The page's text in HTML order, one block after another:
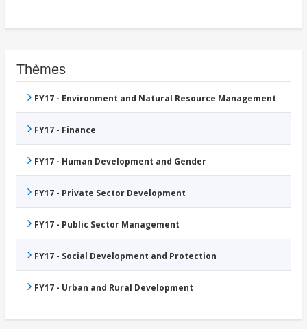
Thèmes
FY17 - Environment and Natural Resource Management
FY17 - Finance
FY17 - Human Development and Gender
FY17 - Private Sector Development
FY17 - Public Sector Management
FY17 - Social Development and Protection
FY17 - Urban and Rural Development